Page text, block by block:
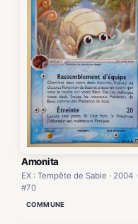
Amonita
EX : Tempête de Sable · 2004 ·
#70
COMMUNE